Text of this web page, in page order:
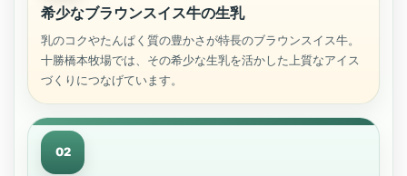
希少なブラウンスイス牛の生乳
乳のコクやたんぱく質の豊かさが特長のブラウンスイス牛。
十勝橋本牧場では、その希少な生乳を活かした上質なアイス
づくりにつなげています。
02